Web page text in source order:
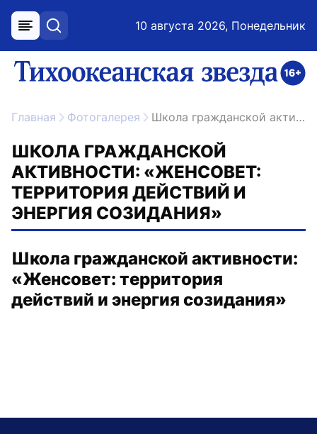
меню поиск 10 августа 2026, Понедельник
ссылка на главную
Главная Фотогалерея Школа гражданской активности: «Женсовет: территория действий и энергия созидания»
ШКОЛА ГРАЖДАНСКОЙ
АКТИВНОСТИ: «ЖЕНСОВЕТ:
ТЕРРИТОРИЯ ДЕЙСТВИЙ И
ЭНЕРГИЯ СОЗИДАНИЯ»
Школа гражданской активности:
«Женсовет: территория
действий и энергия созидания»